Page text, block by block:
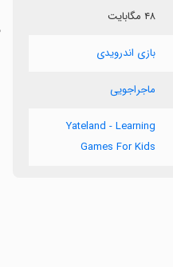
۴۸ مگابایت
بازی اندرویدی
ماجراجویی
Yateland - Learning
Games For Kids